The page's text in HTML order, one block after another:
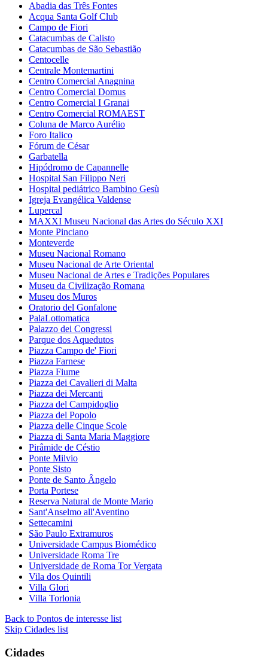
Abadia das Três Fontes
Acqua Santa Golf Club
Campo de Fiori
Catacumbas de Calisto
Catacumbas de São Sebastião
Centocelle
Centrale Montemartini
Centro Comercial Anagnina
Centro Comercial Domus
Centro Comercial I Granai
Centro Comercial ROMAEST
Coluna de Marco Aurélio
Foro Italico
Fórum de César
Garbatella
Hipódromo de Capannelle
Hospital San Filippo Neri
Hospital pediátrico Bambino Gesù
Igreja Evangélica Valdense
Lupercal
MAXXI Museu Nacional das Artes do Século XXI
Monte Pinciano
Monteverde
Museu Nacional Romano
Museu Nacional de Arte Oriental
Museu Nacional de Artes e Tradições Populares
Museu da Civilização Romana
Museu dos Muros
Oratorio del Gonfalone
PalaLottomatica
Palazzo dei Congressi
Parque dos Aquedutos
Piazza Campo de' Fiori
Piazza Farnese
Piazza Fiume
Piazza dei Cavalieri di Malta
Piazza dei Mercanti
Piazza del Campidoglio
Piazza del Popolo
Piazza delle Cinque Scole
Piazza di Santa Maria Maggiore
Pirâmide de Céstio
Ponte Milvio
Ponte Sisto
Ponte de Santo Ângelo
Porta Portese
Reserva Natural de Monte Mario
Sant'Anselmo all'Aventino
Settecamini
São Paulo Extramuros
Universidade Campus Biomédico
Universidade Roma Tre
Universidade de Roma Tor Vergata
Vila dos Quintili
Villa Glori
Villa Torlonia
Back to Pontos de interesse list
Skip Cidades list
Cidades